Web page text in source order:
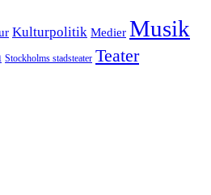
Kulturpolitik Medier Musik
Stockholms stadsteater Teater